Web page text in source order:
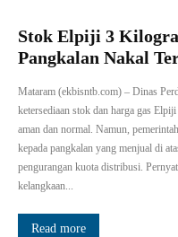
Stok Elpiji 3
Pangkalan Nakal
Mataram (ekbisntb.com) – Dinas
ketersediaan stok dan harga gas
aman dan normal. Namun,
kepada pangkalan yang menjual di
pengurangan kuota distribusi.
kelangkaan...
Read more